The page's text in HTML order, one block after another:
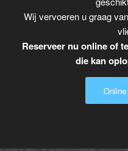
Wij vervoeren u graag
Reserveer nu online of
die kan